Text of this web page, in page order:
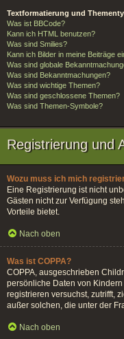
Textformatierung und
Was ist BBCode?
Kann ich HTML benutzen?
Was sind Smilies?
Kann ich Bilder in meine Beiträge
Was sind globale
Was sind Bekanntmachungen?
Was sind wichtige Themen?
Was sind geschlossene Themen?
Was sind Themen-Symbole?
Registrierung und
Wozu muss ich mich
Eine Registrierung ist nicht
Gästen nicht zur Verfügung
Vorteile bietet.
Nach oben
Was ist COPPA?
COPPA, ausgeschrieben
persönliche Daten von
registrieren versuchst, zutrifft,
außer solchen, die unter der
Nach oben